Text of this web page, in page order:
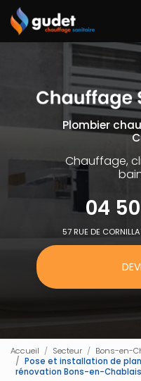
Aller
au
contenu
principal
Plombier
Chauffage,
04
57 RUE DE
Accueil Secteur
Bons-en-
Pose et installation de
rénovation Bons-en-Chablais